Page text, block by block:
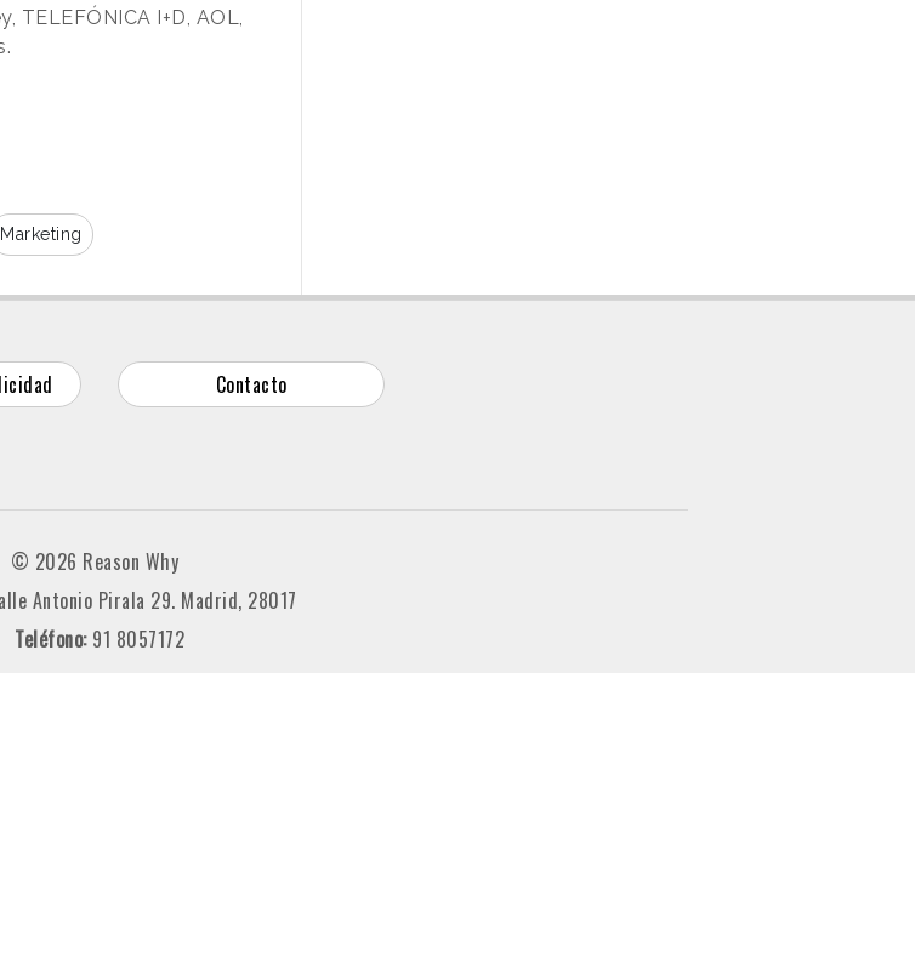
TELEFÓNICA I+D, AOL,
Marketing
Contacto
© 2026 Reason Why
Antonio Pirala 29. Madrid, 28017
Teléfono: 91 8057172